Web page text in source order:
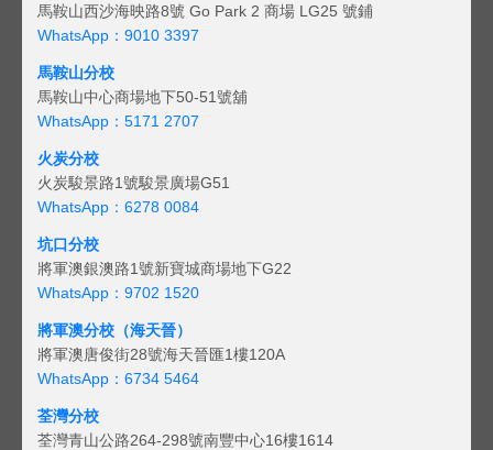
馬鞍山西沙海映路8號 Go Park 2 商場 LG25 號鋪
WhatsApp：9010 3397
馬鞍山分校
馬鞍山中心商場地下50-51號舖
WhatsApp：5171 2707
火炭分校
火炭駿景路1號駿景廣場G51
WhatsApp：6278 0084
坑口分校
將軍澳銀澳路1號新寶城商場地下G22
WhatsApp：9702 1520
將軍澳分校（海天晉）
將軍澳唐俊街28號海天晉匯1樓120A
WhatsApp：6734 5464
荃灣分校
荃灣青山公路264-298號南豐中心16樓1614